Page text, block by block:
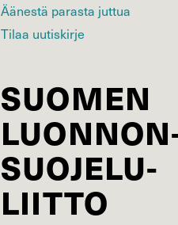
Äänestä parasta juttua
Tilaa uutiskirje
SUOMEN
SUOJELU­
LIITTO